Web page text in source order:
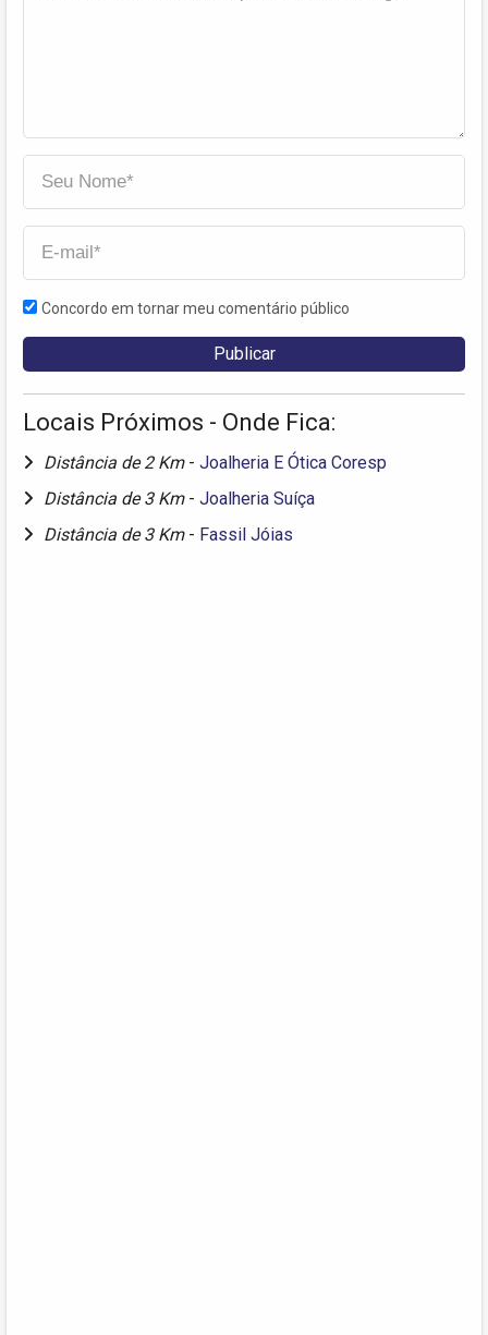
Concordo em tornar meu comentário público
Locais Próximos - Onde Fica:
Distância de 2 Km - Joalheria E Ótica Coresp
Distância de 3 Km - Joalheria Suíça
Distância de 3 Km - Fassil Jóias